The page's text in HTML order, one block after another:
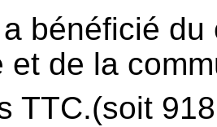
bénéficié
et de la
TTC.(soit